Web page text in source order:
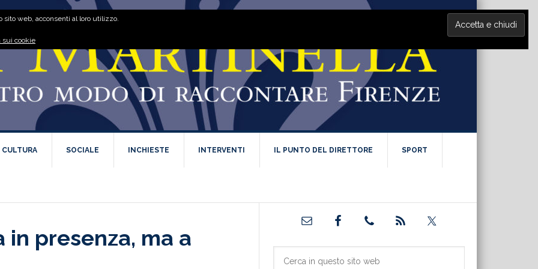
CULTURA SOCIALE INCHIESTE INTERVENTI IL PUNTO DEL DIRETTORE SPORT
presenza, ma a
Barra
primaria
web, acconsenti al loro utilizzo.
sui cookie